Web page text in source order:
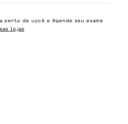
quem busca um óculos
a dia.
perto de você e Agende seu exame
lojas